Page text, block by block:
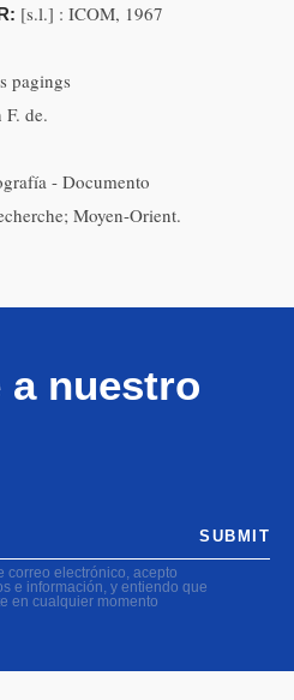
[s.l.] : ICOM, 1967
pagings
de.
- Documento
Moyen-Orient.
a nuestro
correo electrónico, acepto
e información, y entiendo que
en cualquier momento
SUBMIT